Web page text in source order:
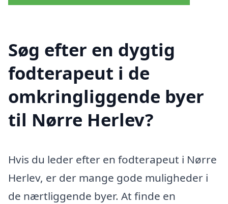
Søg efter en dygtig
fodterapeut i de
omkringliggende byer
til Nørre Herlev?
Hvis du leder efter en fodterapeut i Nørre
Herlev, er der mange gode muligheder i
de nærtliggende byer. At finde en